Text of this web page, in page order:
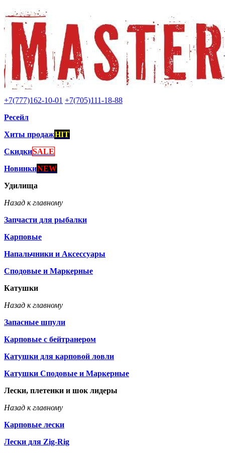
+7(777)162-10-01 +7(705)111-18-88
Ресейл
Хиты продажHIT
СкидкиSALE
НовинкиNEW
Удилища
Назад к главному
Запчасти для рыбалки
Карповые
Напальчники и Аксессуары
Сподовые и Маркерные
Катушки
Назад к главному
Запасные шпули
Карповые с бейтранером
Катушки для карповой ловли
Катушки Сподовые и Маркерные
Лески, плетенки и шок лидеры
Назад к главному
Карповые лески
Лески для Zig-Rig